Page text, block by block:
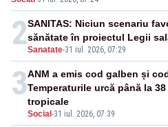
2Sanatate-31 iul. 2026, 07:29
SANITAS: Niciun scenariu
sănătate în proiectul Legii
3
Social -31 iul. 2026, 07:39
ANM a emis cod galben și
Temperaturile urcă până la
tropicale